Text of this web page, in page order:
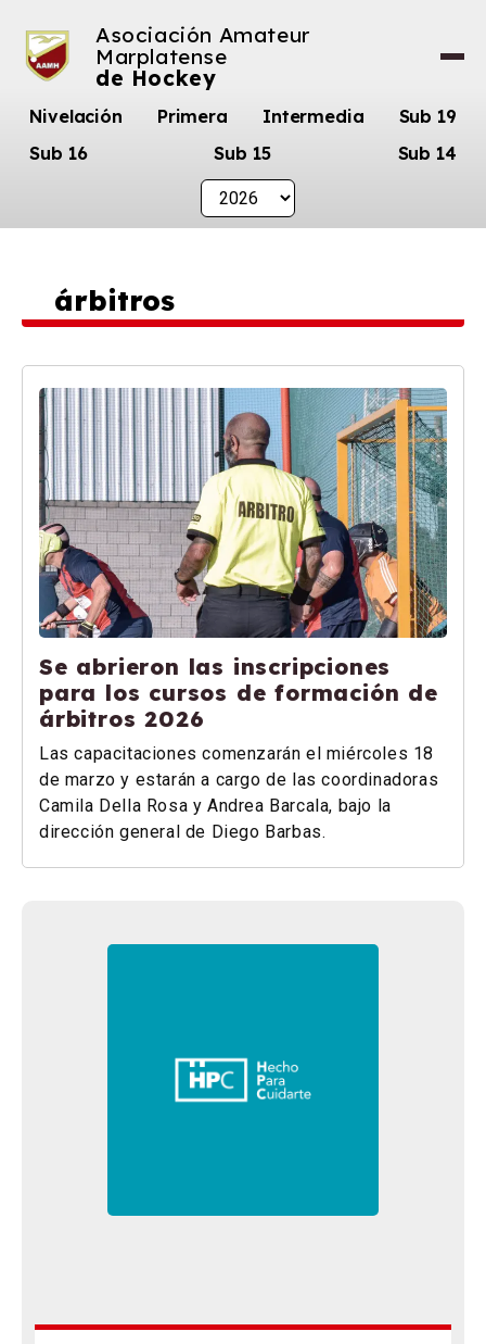
Asociación Amateur
Marplatense
de Hockey
Nivelación Primera Intermedia
Sub 19
Sub 16
Sub 15 Sub 14
árbitros
Se abrieron las inscripciones
para los cursos de formación de
árbitros 2026
Las capacitaciones comenzarán el miércoles 18
de marzo y estarán a cargo de las coordinadoras
Camila Della Rosa y Andrea Barcala, bajo la
dirección general de Diego Barbas.